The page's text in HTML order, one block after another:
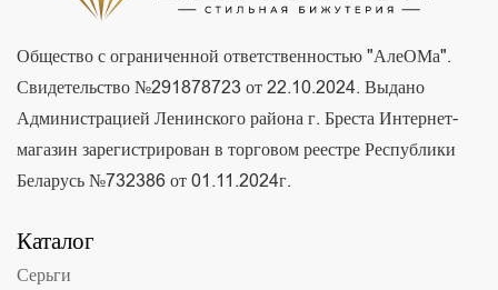
Общество с ограниченной ответственностью "АлеОМа".
Свидетельство №291878723 от 22.10.2024. Выдано
Администрацией Ленинского района г. Бреста Интернет-
магазин зарегистрирован в торговом реестре Республики
Беларусь №732386 от 01.11.2024г.
Каталог
Серьги